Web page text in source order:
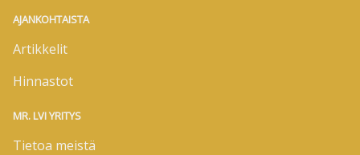
AJANKOHTAISTA
Artikkelit
Hinnastot
MR. LVI YRITYS
Tietoa meistä